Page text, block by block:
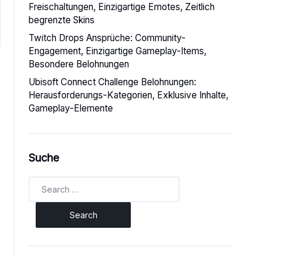
Freischaltungen, Einzigartige Emotes, Zeitlich
begrenzte Skins
Twitch Drops Ansprüche: Community-
Engagement, Einzigartige Gameplay-Items,
Besondere Belohnungen
Ubisoft Connect Challenge Belohnungen:
Herausforderungs-Kategorien, Exklusive Inhalte,
Gameplay-Elemente
Suche